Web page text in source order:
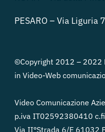
PESARO – Via Liguria
©Copyright 2012 – 2022
in Video-Web
Video Comunicazione
p.iva IT02592380410
Via II°Strada 6/E 61032